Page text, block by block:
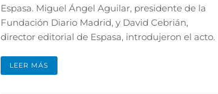
Espasa. Miguel Ángel Aguilar, presidente de la
Fundación Diario Madrid, y David Cebrián,
director editorial de Espasa, introdujeron el acto.
LEER MÁS